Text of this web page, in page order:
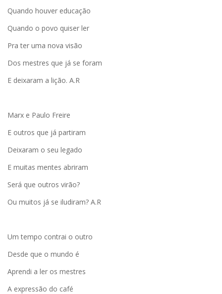
Quando houver educação
Quando o povo quiser ler
Pra ter uma nova visão
Dos mestres que já se foram
E deixaram a lição. A.R
Marx e Paulo Freire
E outros que já partiram
Deixaram o seu legado
E muitas mentes abriram
Será que outros virão?
Ou muitos já se iludiram? A.R
Um tempo contrai o outro
Desde que o mundo é
Aprendi a ler os mestres
A expressão do café